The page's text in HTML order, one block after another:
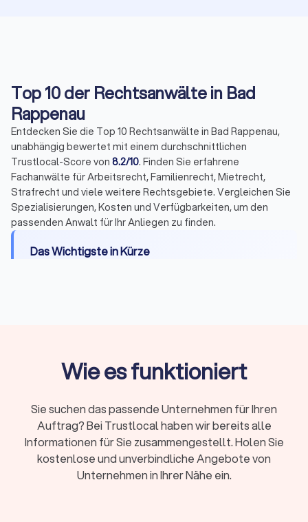
Top 10 der Rechtsanwälte in Bad
Rappenau
Entdecken Sie die Top 10 Rechtsanwälte in Bad Rappenau,
unabhängig bewertet mit einem durchschnittlichen
Trustlocal-Score von 8.2/10. Finden Sie erfahrene
Fachanwälte für Arbeitsrecht, Familienrecht, Mietrecht,
Strafrecht und viele weitere Rechtsgebiete. Vergleichen Sie
Spezialisierungen, Kosten und Verfügbarkeiten, um den
passenden Anwalt für Ihr Anliegen zu finden.
Das Wichtigste in Kürze
kostenlos
nachgewiesene Expertise durch Fortbildungen
Kosten:RVG-Gebühren, Stundensätze (180-350
Euro) oder Pauschalpreise je nach Fall
Rechtsschutz:Prüfen Sie Versicherungsschutz
oder Prozesskostenhilfe bei geringem
Wie es funktioniert
Sie suchen das passende Unternehmen für Ihren
Auftrag? Bei Trustlocal haben wir bereits alle
Informationen für Sie zusammengestellt. Holen Sie
kostenlose und unverbindliche Angebote von
Unternehmen in Ihrer Nähe ein.